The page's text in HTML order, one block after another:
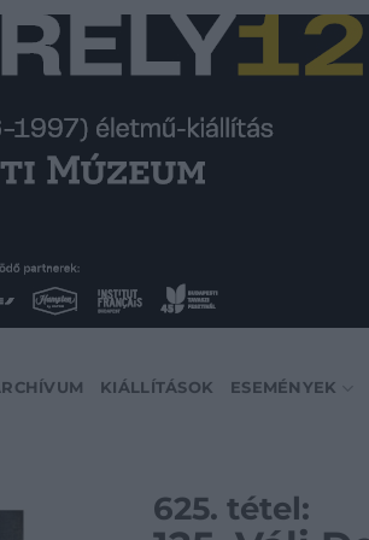
KIÁLLÍTÁSOK ESEMÉNYEK
625. tétel: